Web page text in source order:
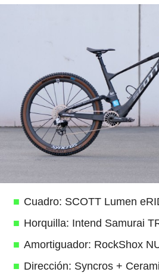
Cuadro: SCOTT Lumen
Horquilla: Intend Samurai
Amortiguador: RockShox
Dirección: Syncros +